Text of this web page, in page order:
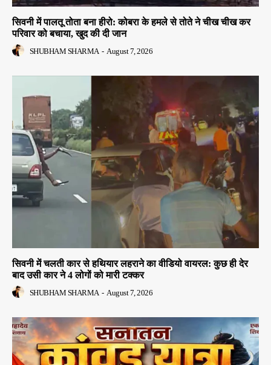
सिवनी में पालतू तोता बना हीरो: कोबरा के हमले से तोते ने चीख चीख कर
परिवार को बचाया, खुद की दी जान
SHUBHAM SHARMA - August 7, 2026
सिवनी में चलती कार से हथियार लहराने का वीडियो वायरल: कुछ ही देर
बाद उसी कार ने 4 लोगों को मारी टक्कर
SHUBHAM SHARMA - August 7, 2026